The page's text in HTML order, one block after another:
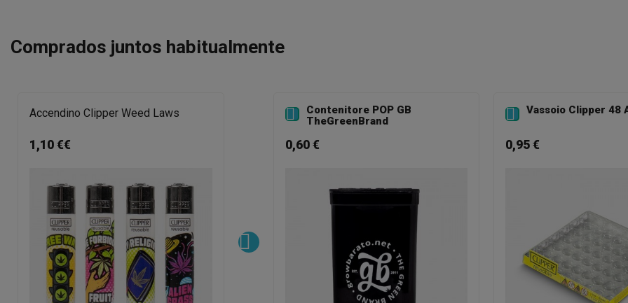
Comprados juntos habitualmente
Accendino Clipper Weed Laws
1,10 €€

Contenitore POP GB
TheGreenBrand
0,60 €
 Vassoio Clipper 48
0,95 €